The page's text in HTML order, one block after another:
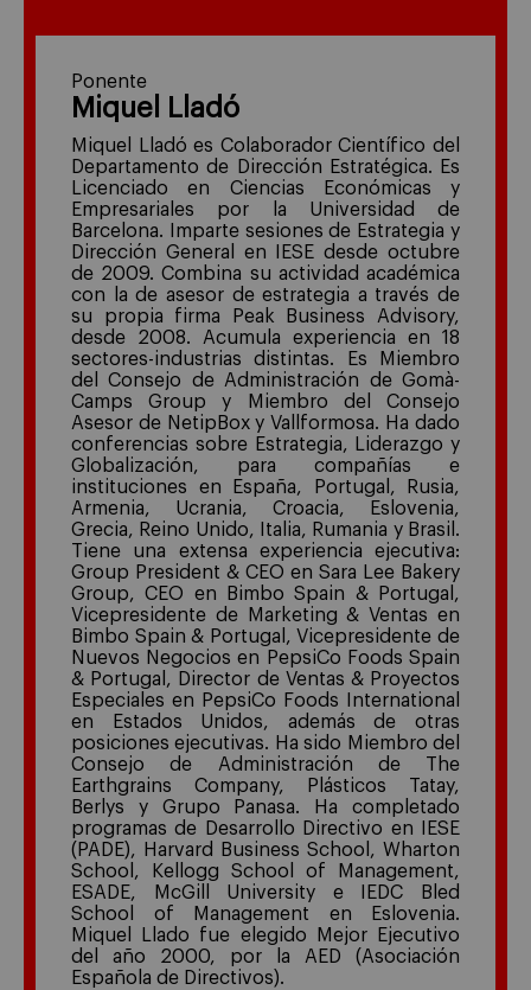
Ponente
Miquel Lladó
Miquel Lladó es Colaborador Científico del
Departamento de Dirección Estratégica. Es
Licenciado en Ciencias Económicas y
Empresariales por la Universidad de
Barcelona. Imparte sesiones de Estrategia y
Dirección General en IESE desde octubre
de 2009. Combina su actividad académica
con la de asesor de estrategia a través de
su propia firma Peak Business Advisory,
desde 2008. Acumula experiencia en 18
sectores-industrias distintas. Es Miembro
del Consejo de Administración de Gomà-
Camps Group y Miembro del Consejo
Asesor de NetipBox y Vallformosa. Ha dado
conferencias sobre Estrategia, Liderazgo y
Globalización, para compañías e
instituciones en España, Portugal, Rusia,
Armenia, Ucrania, Croacia, Eslovenia,
Grecia, Reino Unido, Italia, Rumania y Brasil.
Tiene una extensa experiencia ejecutiva:
Group President & CEO en Sara Lee Bakery
Group, CEO en Bimbo Spain & Portugal,
Vicepresidente de Marketing & Ventas en
Bimbo Spain & Portugal, Vicepresidente de
Nuevos Negocios en PepsiCo Foods Spain
& Portugal, Director de Ventas & Proyectos
Especiales en PepsiCo Foods International
en Estados Unidos, además de otras
posiciones ejecutivas. Ha sido Miembro del
Consejo de Administración de The
Earthgrains Company, Plásticos Tatay,
Berlys y Grupo Panasa. Ha completado
programas de Desarrollo Directivo en IESE
(PADE), Harvard Business School, Wharton
School, Kellogg School of Management,
ESADE, McGill University e IEDC Bled
School of Management en Eslovenia.
Miquel Llado fue elegido Mejor Ejecutivo
del año 2000, por la AED (Asociación
Española de Directivos).